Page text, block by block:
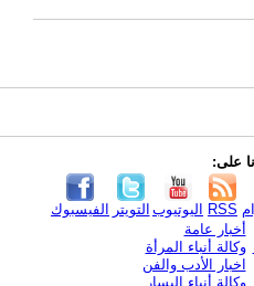
على:
الفيسبوك التويتر اليوتيوب RSS
أخبار عامة
وكالة أنباء المرأة
اخبار الأدب والفن
وكالة أنباء اليسار